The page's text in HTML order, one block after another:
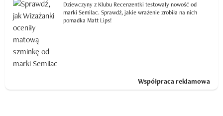
Dziewczyny z Klubu Recenzentki testowały nowość od
marki Semilac. Sprawdź, jakie wrażenie zrobiła na nich
pomadka Matt Lips!
Współpraca reklamowa